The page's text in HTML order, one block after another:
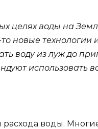
целях воды на
новые
воду из луж до
использовать
расхода воды.